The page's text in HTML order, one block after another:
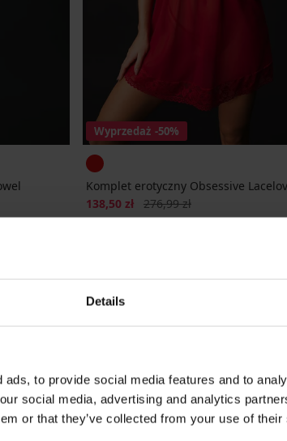
Details
to provide social media features and to
social media, advertising and analytics
or that they’ve collected from your use of
Wyprzedaż -50%
Komplet erotyczny Obsessive
Zniżka
138,50 zł Pierwotna cena
276,99 zł
Najczęściej wybierane kolory
czerwony